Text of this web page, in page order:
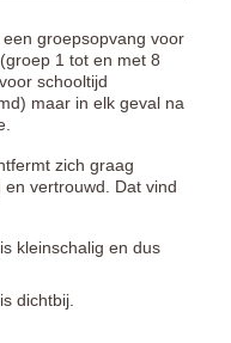
groepsopvang voor
1 tot en met 8
schooltijd
maar in elk geval na
zich graag
vertrouwd. Dat vind
kleinschalig en dus
dichtbij.